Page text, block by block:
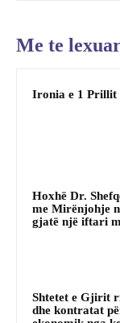
Me te
Ironia e 1 Prillit
Hoxhë Dr.
me Mirënjohje
gjatë një iftari
Shtetet e Gjirit
dhe kontratat